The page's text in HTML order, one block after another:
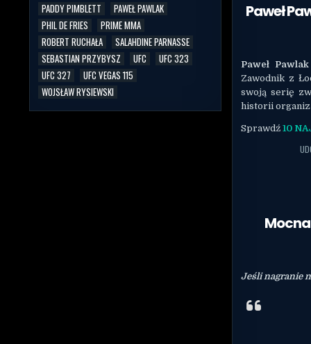
Paweł
Paweł Pawlak
Zawodnik z
swoją serię
historii
Sprawdź10
Jeśli nagranie
PADDY PIMBLETT
PAWEŁ PAWLAK
PHIL DE FRIES
PRIME MMA
ROBERT RUCHAŁA
SALAHDINE PARNASSE
SEBASTIAN PRZYBYSZ
UFC
UFC 323
UFC 327
UFC VEGAS 115
WOJSŁAW RYSIEWSKI